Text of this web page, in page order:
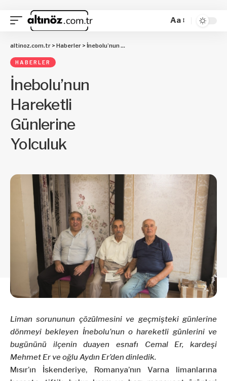
Aa
altinoz.com.tr > Haberler > İnebolu’nun Hareketli Günlerine Yolculuk
HABERLER
İnebolu’nun
Hareketli
Günlerine
Yolculuk
Liman sorununun çözülmesini ve geçmişteki günlerine
dönmeyi bekleyen İnebolu’nun o hareketli günlerini ve
bugününü ilçenin duayen esnafı Cemal Er, kardeşi
Mehmet Er ve oğlu Aydın Er’den dinledik.
Mısır’ın İskenderiye, Romanya’nın Varna limanlarına